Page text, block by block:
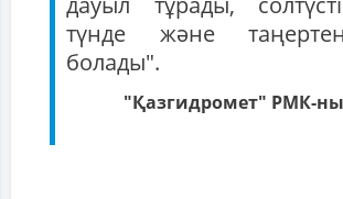
түнде және
болады".
"Қазгидромет" РМК-